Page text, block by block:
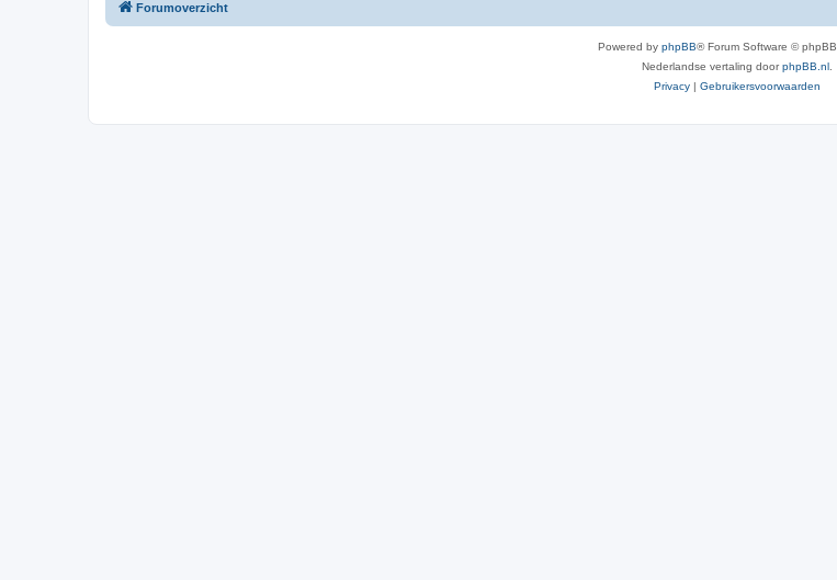
Forumoverzicht
Powered by phpBB® Forum Software ©
Nederlandse vertaling doorphpBB.nl
Privacy | Gebruikersvoorwaarden